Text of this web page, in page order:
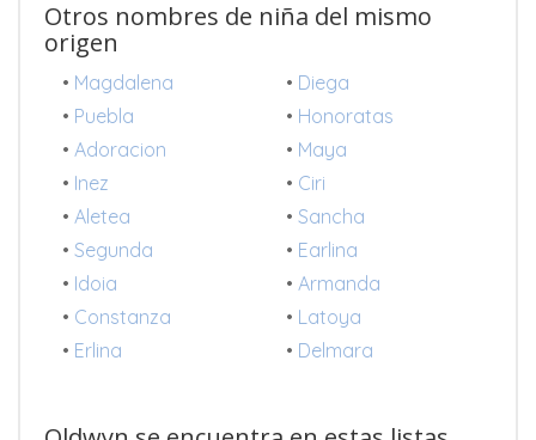
Otros nombres de niña del mismo
origen
• Magdalena • Diega
• Puebla • Honoratas
• Adoracion • Maya
• Inez • Ciri
• Aletea • Sancha
• Segunda • Earlina
• Idoia • Armanda
• Constanza • Latoya
• Erlina • Delmara